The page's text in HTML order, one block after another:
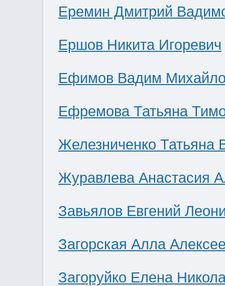
Еремин Дмитрий
Ершов Никита Игоревич
Ефимов Вадим
Ефремова Татьяна
Железниченко Татьяна
Журавлева Анастасия
Завьялов Евгений
Загорская Алла
Загоруйко Елена